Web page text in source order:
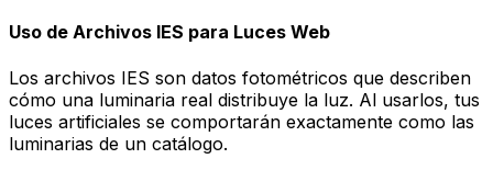
Uso de Archivos IES para Luces Web
Los archivos IES son datos fotométricos que describen
cómo una luminaria real distribuye la luz. Al usarlos, tus
luces artificiales se comportarán exactamente como las
luminarias de un catálogo.